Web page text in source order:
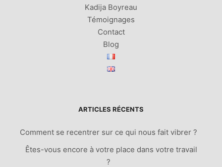
Kadija Boyreau
Témoignages
Contact
Blog
ARTICLES RÉCENTS
Comment se recentrer sur ce qui nous fait vibrer ?
Êtes-vous encore à votre place dans votre travail
?